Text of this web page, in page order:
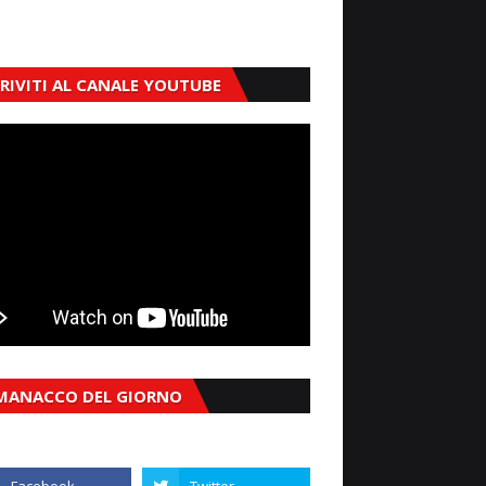
AL CANALE YOUTUBE
DEL GIORNO